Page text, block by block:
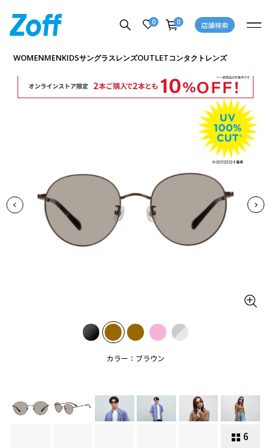
0 0 店舗検索
WOMENMENKIDSサングラスレンズOUTLETコンタクトレンズ
カラー：ブラウン
6
商品詳細ページへ